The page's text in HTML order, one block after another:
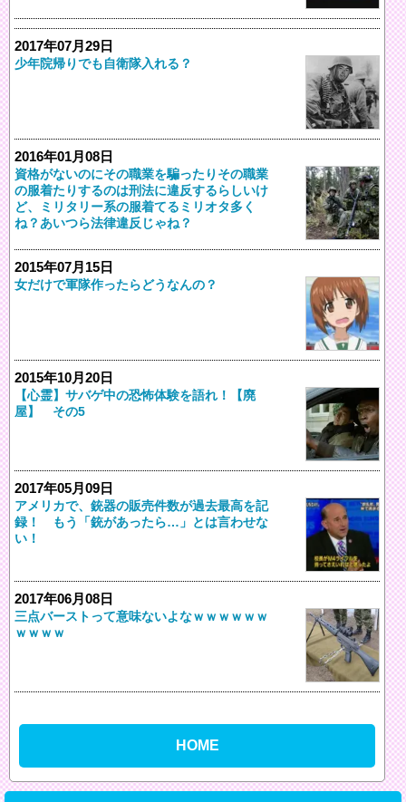
2017年07月29日
少年院帰りでも自衛隊入れる？
2016年01月08日
資格がないのにその職業を騙ったりその職業
の服着たりするのは刑法に違反するらしいけ
ど、ミリタリー系の服着てるミリオタ多く
ね？あいつら法律違反じゃね？
2015年07月15日
女だけで軍隊作ったらどうなんの？
2015年10月20日
【心霊】サバゲ中の恐怖体験を語れ！【廃
屋】 その5
2017年05月09日
アメリカで、銃器の販売件数が過去最高を記
録！ もう「銃があったら…」とは言わせな
い！
2017年06月08日
三点バーストって意味ないよなｗｗｗｗｗｗ
ｗｗｗｗ
HOME